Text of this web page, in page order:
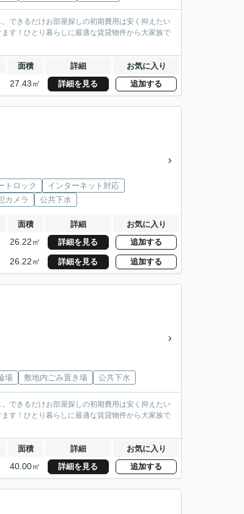
できるだけお部屋探しの初期費用は安く抑えたい
す！ひとり暮らしに最適な賃貸物件から大家族で
面積 詳細 お気に入り
27.43㎡ 詳細を見る 追加する
トロック
インターネット対応
カメラ
公共下水
面積 詳細 お気に入り
26.22㎡ 詳細を見る 追加する
26.22㎡ 詳細を見る 追加する
場 敷地内ごみ置き場 公共下水
できるだけお部屋探しの初期費用は安く抑えたい
す！ひとり暮らしに最適な賃貸物件から大家族で
面積 詳細 お気に入り
40.00㎡ 詳細を見る 追加する